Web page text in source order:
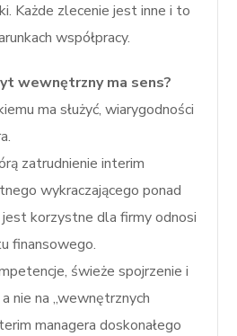
Każde zlecenie jest inne i to
współpracy.
wewnętrzny ma sens?
ma służyć, wiarygodności
zatrudnienie interim
wykraczającego ponad
jest korzystne dla firmy odnosi
finansowego.
świeże spojrzenie i
nie na „wewnętrznych
managera doskonałego